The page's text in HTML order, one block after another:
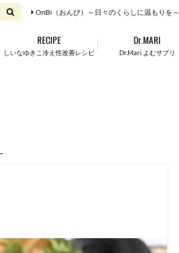
OnBi（おんび）～日々のくらしに温もりを～
しいなゆきこ冷え性改善レシピ
RECIPE
Dr.Mari よむサプリ
Dr.MARI